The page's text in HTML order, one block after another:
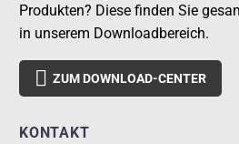
Produkten? Diese finden Sie
in unserem Downloadbereich.
 ZUM DOWNLOAD-CENTER
KONTAKT